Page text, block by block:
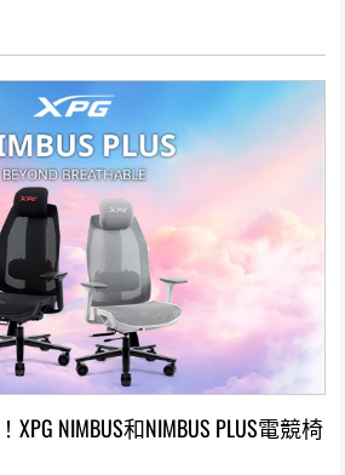
NIMBUS和NIMBUS PLUS電競椅